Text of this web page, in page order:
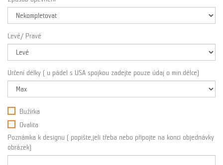
Levé/ Pravé
Určení délky ( u pádel s USA spojkou zadejte pouze údaj o min.délce)
Bužírka
Ovalita
Poznámka k designu ( popište,jeli třeba nebo připojte na konci objednávky
obrázek)